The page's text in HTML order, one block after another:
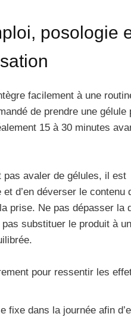
posologie
facilement à une
de prendre une gélule
15 à 30 minutes
pas avaler de gélules, il est
d’en déverser le contenu
prise. Ne pas dépasser la
substituer le produit à
pour ressentir les
fixe dans la journée afin